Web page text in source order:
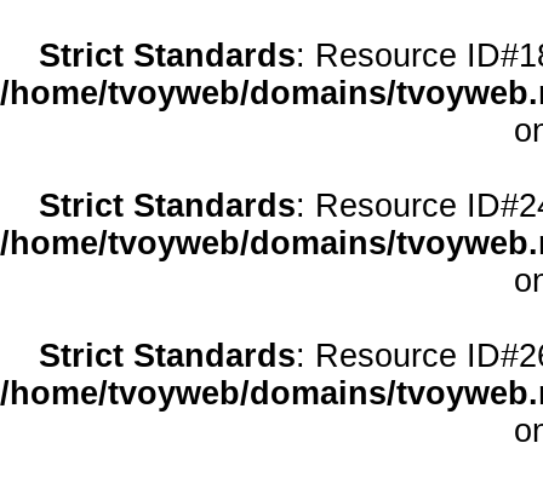
Strict Standards: Resource
/home/tvoyweb/domains/
Strict Standards: Resource
/home/tvoyweb/domains/
Strict Standards: Resource
/home/tvoyweb/domains/